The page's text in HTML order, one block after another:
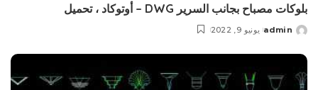
بلوکات مصباح بجانب السرير DWG – أوتوكاد ، تحمیل
Posted
admin يونيو 9, 2022